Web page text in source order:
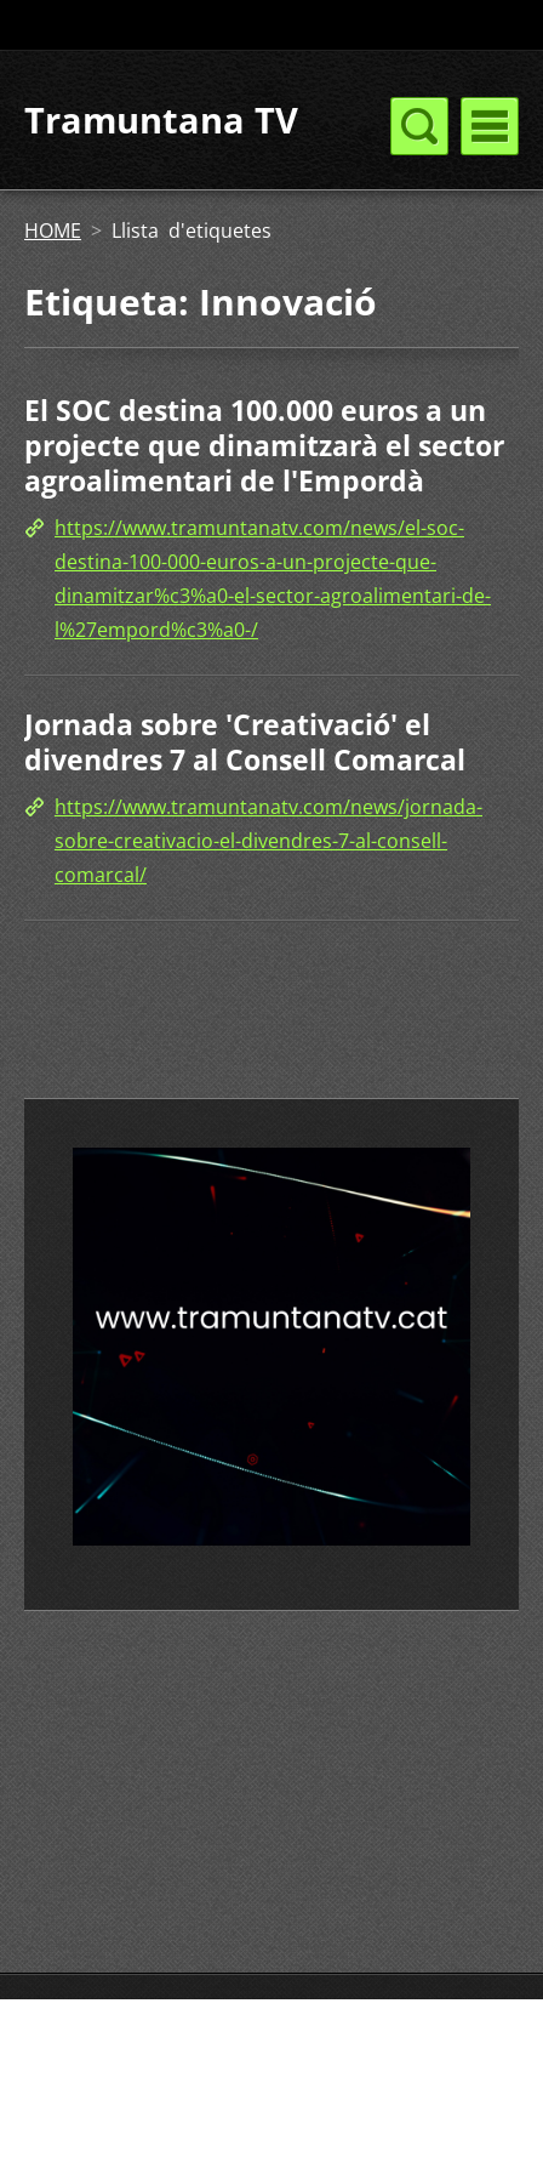
Tramuntana TV
HOME > Llista d'etiquetes
Etiqueta: Innovació
El SOC destina 100.000 euros a un
projecte que dinamitzarà el sector
agroalimentari de l'Empordà
https://www.tramuntanatv.com/news/el-soc-
destina-100-000-euros-a-un-projecte-que-
dinamitzar%c3%a0-el-sector-agroalimentari-de-
l%27empord%c3%a0-/
Jornada sobre 'Creativació' el
divendres 7 al Consell Comarcal
https://www.tramuntanatv.com/news/jornada-
sobre-creativacio-el-divendres-7-al-consell-
comarcal/